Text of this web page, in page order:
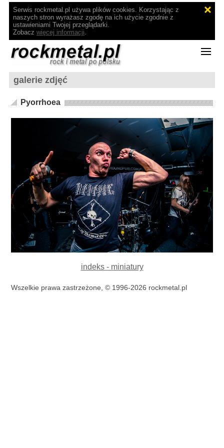
Serwis rockmetal.pl używa plików cookies. Korzystając z
naszych stron wyrażasz zgodę na ich użycie zgodnie z
ustawieniami Twojej przeglądarki.
Zobacz więcej informacji.
galerie zdjęć
Pyorrhoea
indeks - miniatury
Wszelkie prawa zastrzeżone, © 1996-2026 rockmetal.pl